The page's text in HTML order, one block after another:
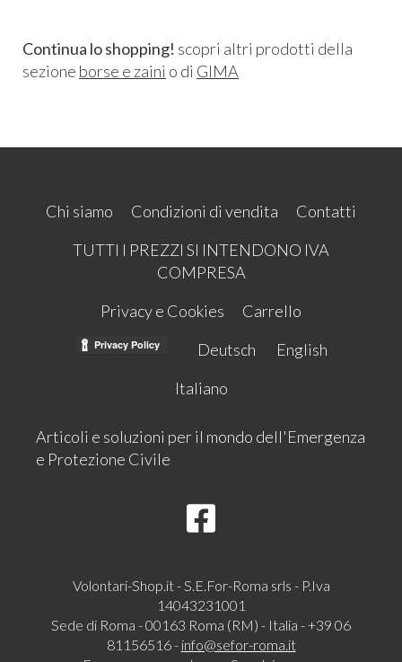
Continua lo shopping! scopri altri prodotti della
sezione borse e zaini o di GIMA
Chi siamo Condizioni di vendita
Contatti
TUTTI I PREZZI SI INTENDONO IVA
COMPRESA
Privacy e Cookies
Carrello
Deutsch
English
Italiano
Articoli e soluzioni per il mondo dell'Emergenza
e Protezione Civile
Volontari-Shop.it - S.E.For-Roma srls - P.Iva
14043231001
Sede di Roma - 00163 Roma (RM) - Italia - +39 06
81156516 - info@sefor-roma.it